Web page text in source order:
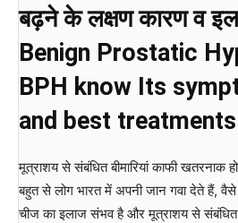
बढ़ने के लक्षण कारण व
Benign Prostatic
BPH know Its
and best
मूत्राशय से संबंधित बीमारियां काफी खतरनाक
बहुत से लोग भारत में अपनी जान गवा देते हैं,
चीज का इलाज संभव है और मूत्राशय से संबंधित